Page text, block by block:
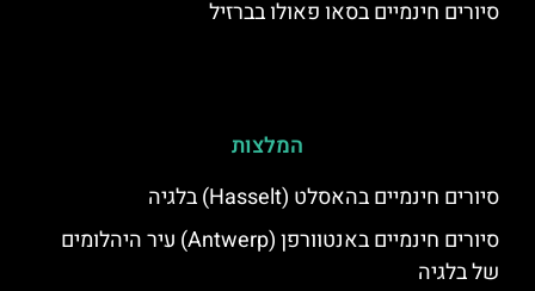
סיורים חינמיים בסאו פאולו בברזיל
המלצות
סיורים חינמיים בהאסלט (Hasselt) בלגיה
סיורים חינמיים באנטוורפן (Antwerp) עיר היהלומים
של בלגיה